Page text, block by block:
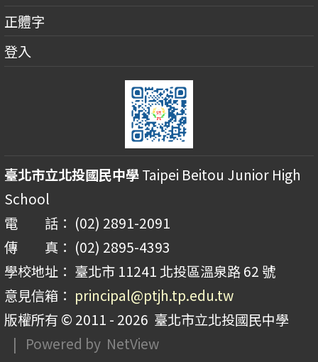
正體字
登入
臺北市立北投國民中學Taipei Beitou Junior High
School
電 話： (02) 2891-2091
傳 真： (02) 2895-4393
學校地址： 臺北市 11241 北投區溫泉路 62 號
意見信箱： principal@ptjh.tp.edu.tw
版權所有 © 2011 - 2026 臺北市立北投國民中學
| Powered by NetView